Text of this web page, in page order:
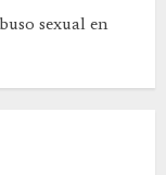
sexual en